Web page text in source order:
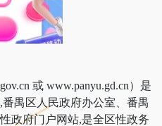
或 www.panyu.gd.cn）是
禺区人民政府办公室、番禺
政府门户网站,是全区性政务